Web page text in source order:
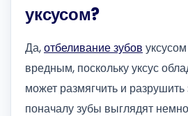
уксусом?
Да,отбеливание зубов
вредным, поскольку уксус
может размягчить и
поначалу зубы выглядят